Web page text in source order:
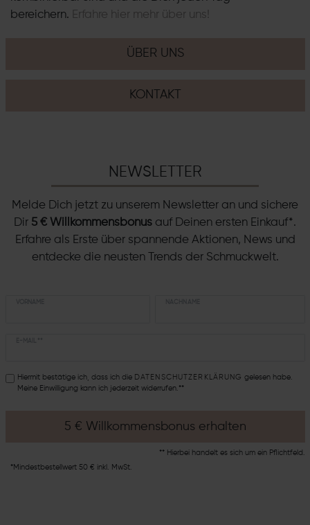
bereichern. Erfahre hier mehr über uns!
ÜBER UNS
KONTAKT
NEWSLETTER
Melde Dich jetzt zu unserem Newsletter an und sichere
Dir 5 € Willkommensbonus auf Deinen ersten Einkauf*.
Erfahre als Erste über spannende Aktionen, News und
entdecke die neusten Trends der Schmuckwelt.
Hiermit bestätige ich, dass ich die DATEN­SCHUTZ­ERKLÄRUNG gelesen habe.
Meine Einwilligung kann ich jederzeit widerrufen.**
5 € Willkommensbonus erhalten
** Hierbei handelt es sich um ein Pflichtfeld.
*Mindestbestellwert 50 € inkl. MwSt.